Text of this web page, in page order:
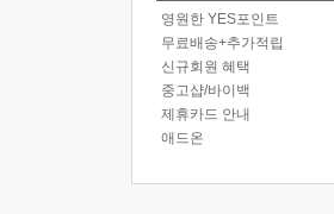
영원한 YES포인트
무료배송+추가적립
신규회원 혜택
중고샵/바이백
제휴카드 안내
애드온